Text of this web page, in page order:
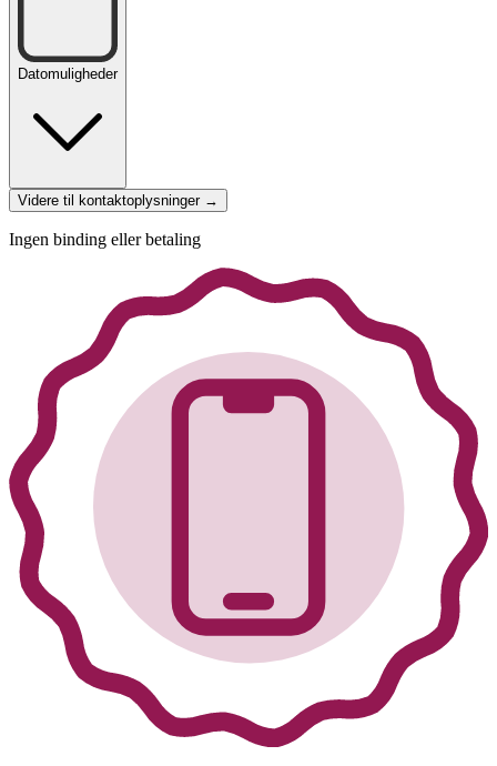
Datomuligheder
Videre til kontaktoplysninger →
Ingen binding eller betaling